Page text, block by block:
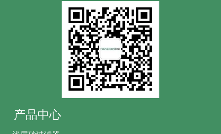
产品中心